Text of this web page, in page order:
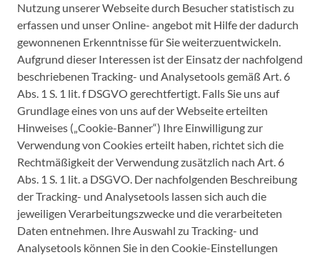
Nutzung unserer Webseite durch Besucher statistisch zu
erfassen und unser Online- angebot mit Hilfe der dadurch
gewonnenen Erkenntnisse für Sie weiterzuentwickeln.
Aufgrund dieser Interessen ist der Einsatz der nachfolgend
beschriebenen Tracking- und Analysetools gemäß Art. 6
Abs. 1 S. 1 lit. f DSGVO gerechtfertigt. Falls Sie uns auf
Grundlage eines von uns auf der Webseite erteilten
Hinweises („Cookie-Banner“) Ihre Einwilligung zur
Verwendung von Cookies erteilt haben, richtet sich die
Rechtmäßigkeit der Verwendung zusätzlich nach Art. 6
Abs. 1 S. 1 lit. a DSGVO. Der nachfolgenden Beschreibung
der Tracking- und Analysetools lassen sich auch die
jeweiligen Verarbeitungszwecke und die verarbeiteten
Daten entnehmen. Ihre Auswahl zu Tracking- und
Analysetools können Sie in den Cookie-Einstellungen